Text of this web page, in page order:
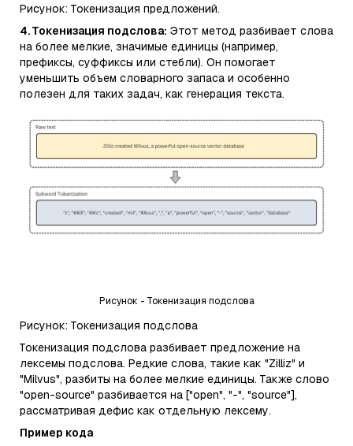
Рисунок: Токенизация предложений.
4. Токенизация подслова: Этот метод разбивает слова
на более мелкие, значимые единицы (например,
префиксы, суффиксы или стебли). Он помогает
уменьшить объем словарного запаса и особенно
полезен для таких задач, как генерация текста.
Рисунок - Токенизация подслова
Рисунок: Токенизация подслова
Токенизация подслова разбивает предложение на
лексемы подслова. Редкие слова, такие как "Zilliz" и
"Milvus", разбиты на более мелкие единицы. Также слово
"open-source" разбивается на ["open", "-", "source"],
рассматривая дефис как отдельную лексему.
Пример кода